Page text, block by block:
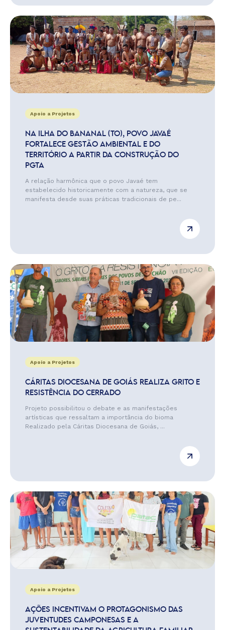
Apoio a Projetos
NA ILHA DO BANANAL (TO), POVO JAVAÉ
FORTALECE GESTÃO AMBIENTAL E DO
TERRITÓRIO A PARTIR DA CONSTRUÇÃO DO
PGTA
A relação harmônica que o povo Javaé tem
estabelecido historicamente com a natureza, que se
manifesta desde suas práticas tradicionais de pe...
Apoio a Projetos
CÁRITAS DIOCESANA DE GOIÁS REALIZA GRITO E
RESISTÊNCIA DO CERRADO
Projeto possibilitou o debate e as manifestações
artísticas que ressaltam a importância do bioma
Realizado pela Cáritas Diocesana de Goiás, ...
Apoio a Projetos
AÇÕES INCENTIVAM O PROTAGONISMO DAS
JUVENTUDES CAMPONESAS E A